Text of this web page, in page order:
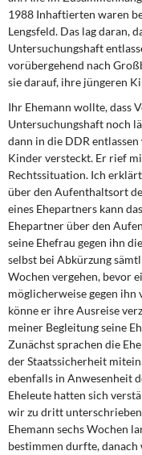
1988 Inhaftierten waren
Lengsfeld. Das lag daran,
Untersuchungshaft
vorüber­gehend nach
sie darauf, ihre jüngeren
Ihr Ehemann wollte, dass
Untersuchungshaft noch
dann in die DDR
Kinder versteckt. Er rief
Rechtssitua­tion. Ich
über den Aufenthaltsort
eines Ehepartners kann
Ehepartner über den
seine Ehefrau gegen ihn
selbst bei Abkür­zung
Wochen vergehen, bevor
möglicherweise gegen
könne er ihre Ausreise
mei­ner Begleitung seine
Zunächst sprachen die
der Staatssicherheit
ebenfalls in Anwesenheit
Eheleute hatten sich
wir zu dritt
Ehemann sechs Wo­chen
bestimmen durfte, danach